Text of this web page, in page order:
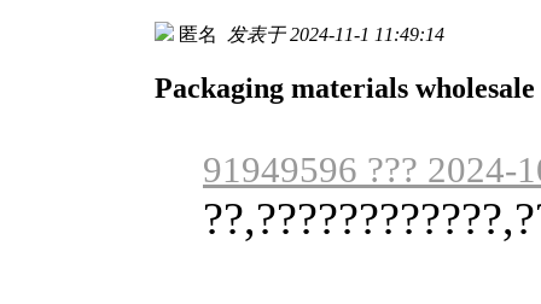
匿名 发表于 2024-11-1 11:49:14
Packaging materials wholesale
91949596 ??? 2024-